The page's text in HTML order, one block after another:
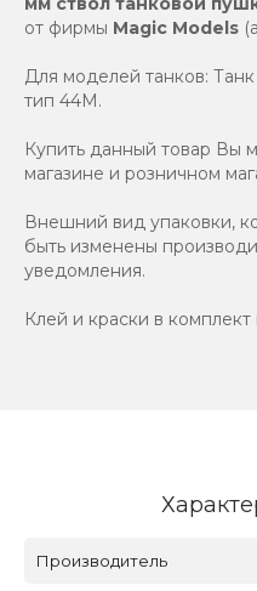
от фирмы Magic Models
Для моделей танков:
тип 44М.
Купить данный товар Вы
магазине и розничном
Внешний вид упаковки,
быть изменены
уведомления.
Клей и краски в комплект
Производитель